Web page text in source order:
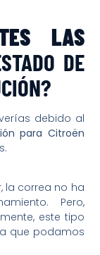
LAS
DE
debido al
para Citroën
la correa no ha
Pero,
este tipo
que podamos